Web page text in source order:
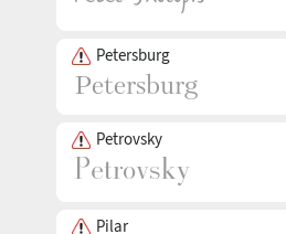
Petersburg
Petrovsky
Pilar